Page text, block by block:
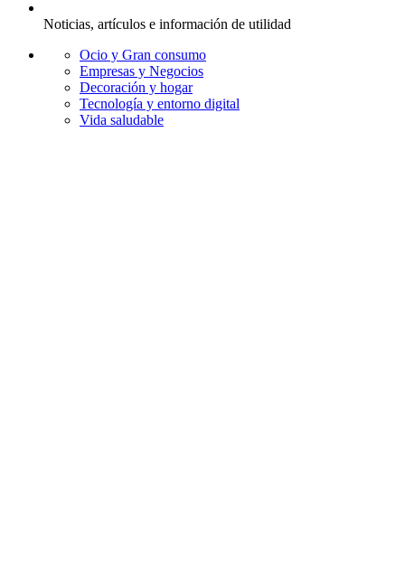
Noticias, artículos e información de utilidad
Ocio y Gran consumo
Empresas y Negocios
Decoración y hogar
Tecnología y entorno digital
Vida saludable